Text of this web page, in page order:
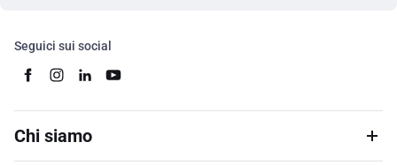
Seguici sui social
Chi siamo